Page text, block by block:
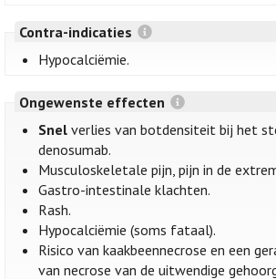
Contra-indicaties
Hypocalciëmie.
Ongewenste effecten
Snel verlies van botdensiteit bij het
denosumab.
Musculoskeletale pijn, pijn in de
Gastro-intestinale klachten.
Rash.
Hypocalciëmie (soms fataal).
Risico van kaakbeennecrose en een
van necrose van de uitwendige